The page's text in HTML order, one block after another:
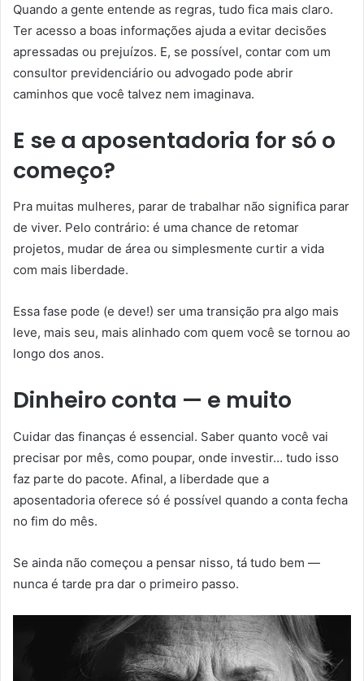
Quando a gente entende as regras, tudo fica mais claro.
Ter acesso a boas informações ajuda a evitar decisões
apressadas ou prejuízos. E, se possível, contar com um
consultor previdenciário ou advogado pode abrir
caminhos que você talvez nem imaginava.
E se a aposentadoria for só o
começo?
Pra muitas mulheres, parar de trabalhar não significa parar
de viver. Pelo contrário: é uma chance de retomar
projetos, mudar de área ou simplesmente curtir a vida
com mais liberdade.
Essa fase pode (e deve!) ser uma transição pra algo mais
leve, mais seu, mais alinhado com quem você se tornou ao
longo dos anos.
Dinheiro conta — e muito
Cuidar das finanças é essencial. Saber quanto você vai
precisar por mês, como poupar, onde investir… tudo isso
faz parte do pacote. Afinal, a liberdade que a
aposentadoria oferece só é possível quando a conta fecha
no fim do mês.
Se ainda não começou a pensar nisso, tá tudo bem —
nunca é tarde pra dar o primeiro passo.